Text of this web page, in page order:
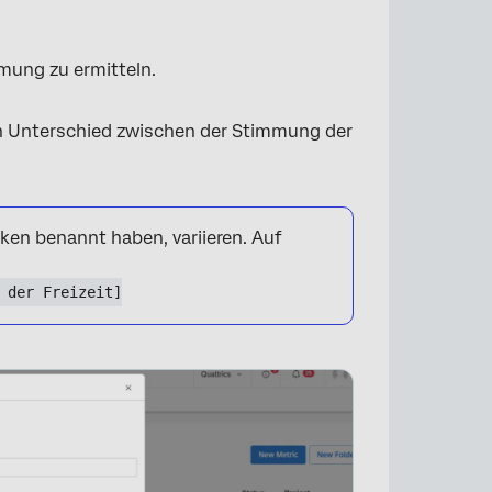
×
zu ermitteln.
Unterschied zwischen der Stimmung der
benannt haben, variieren. Auf
der Freizeit]